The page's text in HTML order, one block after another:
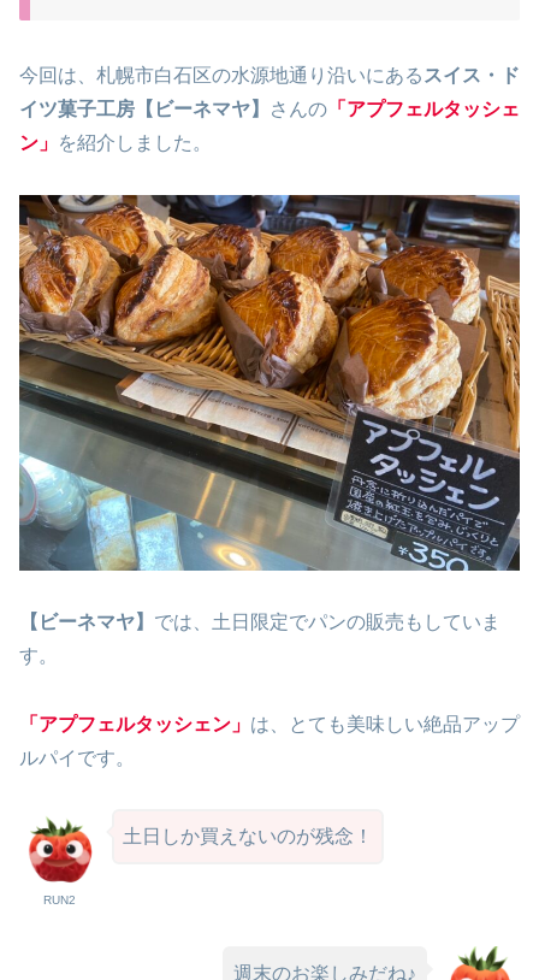
今回は、札幌市白石区の水源地通り沿いにある スイス・ド
イツ菓子工房【ビーネマヤ】
さんの 「アプフェルタッシェ
ン」 を紹介しました。
【ビーネマヤ】 では、土日限定でパンの販売もしていま
す。
「アプフェルタッシェン」 は、とても美味しい絶品アップ
ルパイです。
RUN2
土日しか買えないのが残念！
週末のお楽しみだね♪